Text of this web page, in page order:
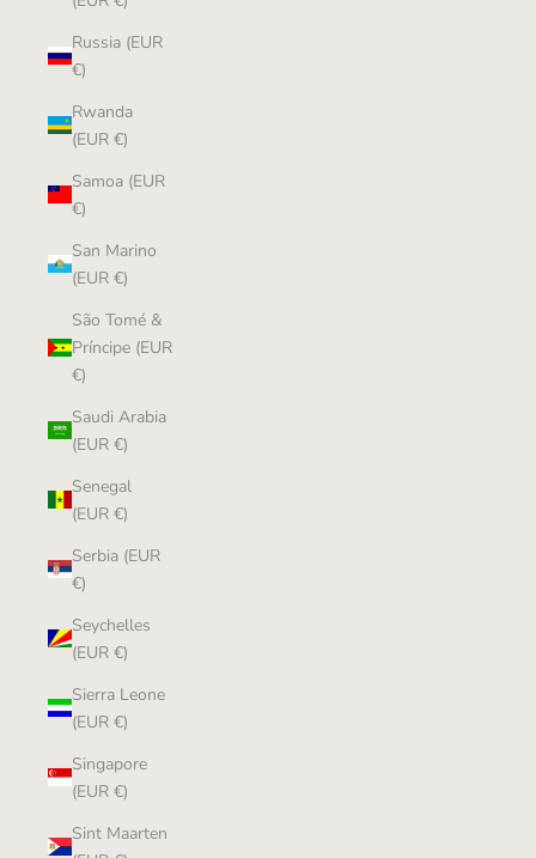
Russia (EUR
€)
Rwanda
(EUR €)
Samoa (EUR
€)
San Marino
(EUR €)
São Tomé &
Príncipe (EUR
€)
Saudi Arabia
(EUR €)
Senegal
(EUR €)
Serbia (EUR
€)
Seychelles
(EUR €)
Sierra Leone
(EUR €)
Singapore
(EUR €)
Sint Maarten